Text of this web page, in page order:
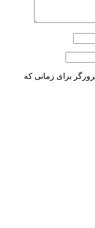
برای زمانی که